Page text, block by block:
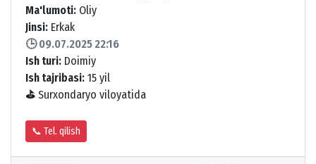
Ma'lumoti: Oliy
Jinsi: Erkak
🕒 09.07.2025 22:16
Ish turi: Doimiy
Ish tajribasi: 15 yil
⛳ Surxondaryo viloyatida
📞 Tel. qilish